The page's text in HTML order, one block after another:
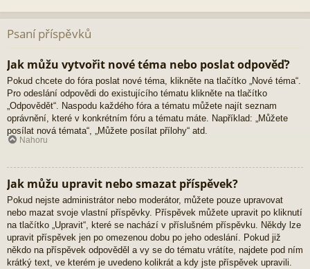
Psaní příspěvků
Jak můžu vytvořit nové téma nebo poslat odpověď?
Pokud chcete do fóra poslat nové téma, klikněte na tlačítko „Nové téma“.
Pro odeslání odpovědi do existujícího tématu klikněte na tlačítko
„Odpovědět“. Naspodu každého fóra a tématu můžete najít seznam
oprávnění, které v konkrétním fóru a tématu máte. Například: „Můžete
posílat nová témata“, „Můžete posílat přílohy“ atd.
Nahoru
Jak můžu upravit nebo smazat příspěvek?
Pokud nejste administrátor nebo moderátor, můžete pouze upravovat
nebo mazat svoje vlastní příspěvky. Příspěvek můžete upravit po kliknutí
na tlačítko „Upravit“, které se nachází v příslušném příspěvku. Někdy lze
upravit příspěvek jen po omezenou dobu po jeho odeslání. Pokud již
někdo na příspěvek odpověděl a vy se do tématu vrátíte, najdete pod ním
krátký text, ve kterém je uvedeno kolikrát a kdy jste příspěvek upravili.